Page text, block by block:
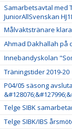
Samarbetsavtal med
JuniorAllSvenskan
Målvaktstränare
Ahmad Dakhallah på
Innebandyskolan
Träningstider 2019-20
P04/05 säsong
Telge SIBK
Telge SIBK/IBS